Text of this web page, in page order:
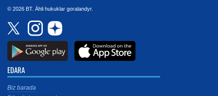
© 2026 BT. Ähli hukuklar goralandyr.
EDARA
Biz barada